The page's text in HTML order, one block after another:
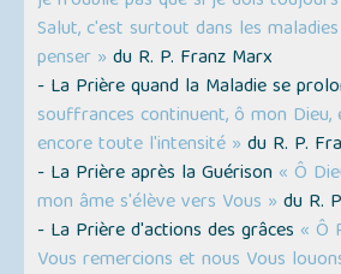
Salut, c'est surtout dans les
penser » du R. P. Franz Marx
- La Prière quand la Maladie se
souffrances continuent, ô mon Dieu,
encore toute l'intensité » du R. P.
- La Prière après la Guérison « Ô
mon âme s'élève vers Vous » du R.
- La Prière d'actions des grâces « Ô
Vous remercions et nous Vous